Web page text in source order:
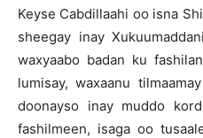
Keyse Cabdillaahi oo isna
sheegay inay
waxyaabo badan ku
lumisay, waxaanu
doonayso inay muddo
fashilmeen, isaga oo